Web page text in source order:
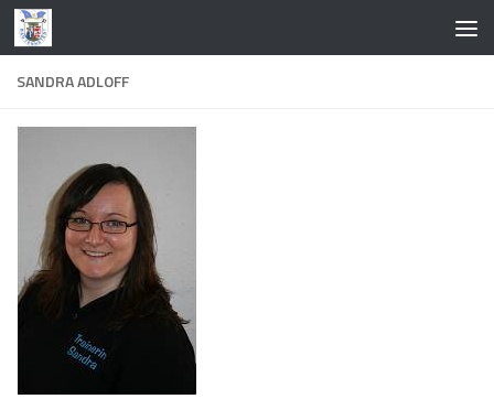
Zum Inhalt springen
SANDRA ADLOFF